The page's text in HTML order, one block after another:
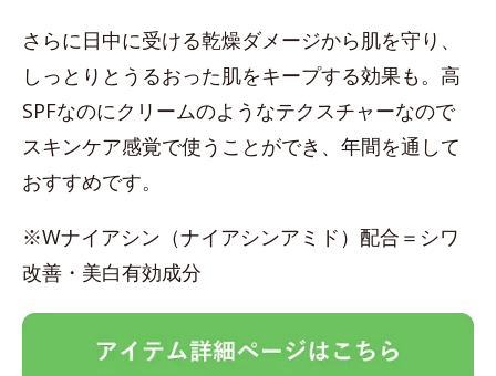
さらに日中に受ける乾燥ダメージから肌を守り、
しっとりとうるおった肌をキープする効果も。高
SPFなのにクリームのようなテクスチャーなので
スキンケア感覚で使うことができ、年間を通して
おすすめです。
※Wナイアシン（ナイアシンアミド）配合＝シワ
改善・美白有効成分